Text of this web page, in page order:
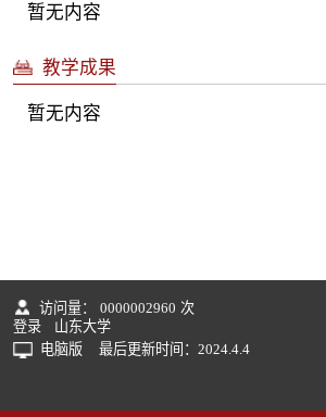
暂无内容
教学成果
暂无内容
访问量： 0000002960 次
登录
山东大学
电脑版
最后更新时间： 2024.4.4